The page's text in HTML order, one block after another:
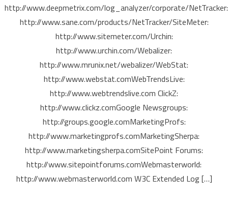
http://www.deepmetrix.com/log_analyzer/corporate/NetTracker:
http://www.sane.com/products/NetTracker/SiteMeter:
http://www.sitemeter.com/Urchin:
http://www.urchin.com/Webalizer:
http://www.mrunix.net/webalizer/WebStat:
http://www.webstat.comWebTrendsLive:
http://www.webtrendslive.com ClickZ:
http://www.clickz.comGoogle Newsgroups:
http://groups.google.comMarketingProfs:
http://www.marketingprofs.comMarketingSherpa:
http://www.marketingsherpa.comSitePoint Forums:
http://www.sitepointforums.comWebmasterworld:
http://www.webmasterworld.com W3C Extended Log […]